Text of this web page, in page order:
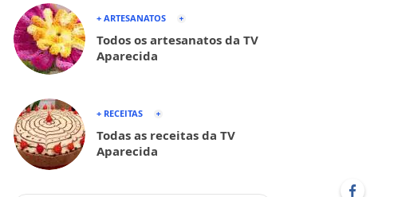
+ ARTESANATOS
Todos os artesanatos da TV
Aparecida
+ RECEITAS
Todas as receitas da TV
Aparecida